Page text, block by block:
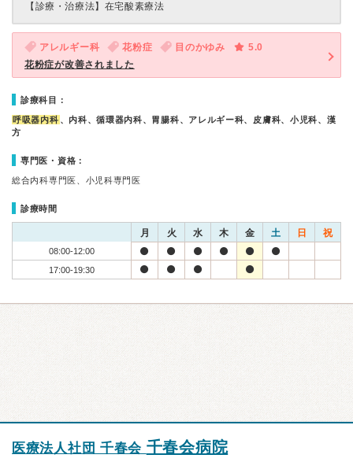
【診療・治療法】 在宅酸素療法
アレルギー科 花粉症 目のかゆみ
5.0
花粉症が改善されました
診療科目：
呼吸器内科 、内科、循環器内科、胃腸科、アレルギー科、皮膚科、小児科、漢
方
専門医・資格：
総合内科専門医、小児科専門医
診療時間
月 火 水 木 金 土 日 祝
08:00-12:00
17:00-19:30
医療法人社団 千春会 千春会病院